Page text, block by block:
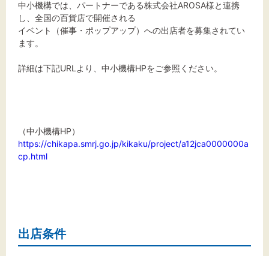
標準 拡大
背景色
黒 白 黄
中小機構では、パートナーである株式会社AROSA様と連携
し、全国の百貨店で開催される
イベント（催事・ポップアップ）への出店者を募集されてい
ます。
詳細は下記URLより、中小機構HPをご参照ください。
（中小機構HP）
https://chikapa.smrj.go.jp/kikaku/project/a12jca0000000a
cp.html
出店条件